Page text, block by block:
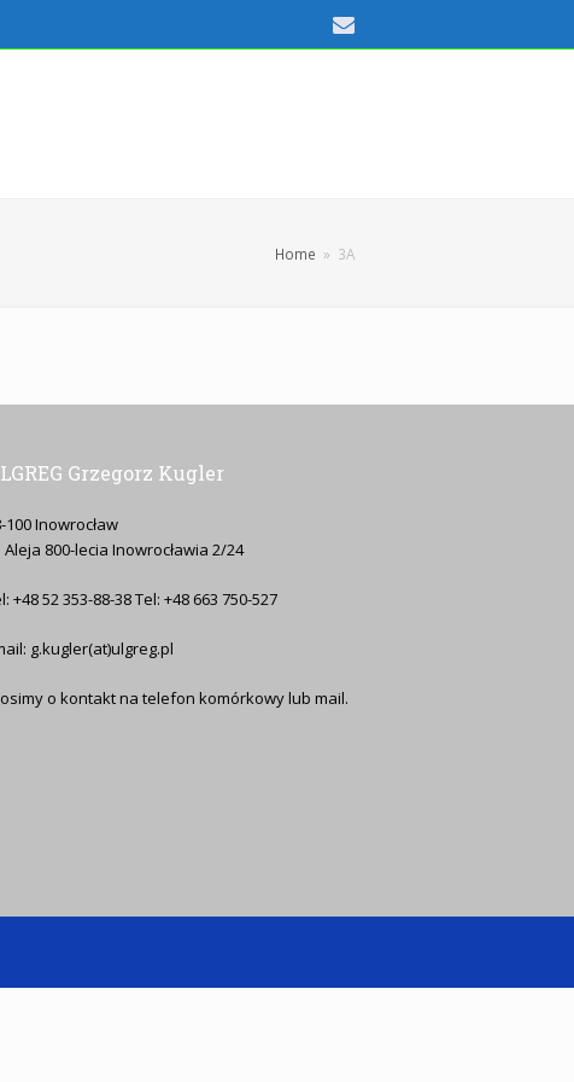
Email
Home » 3A
Grzegorz Kugler
100 Inowrocław
Aleja 800-lecia Inowrocławia 2/24
+48 52 353-88-38 Tel: +48 663 750-527
g.kugler(at)ulgreg.pl
o kontakt na telefon komórkowy lub mail.